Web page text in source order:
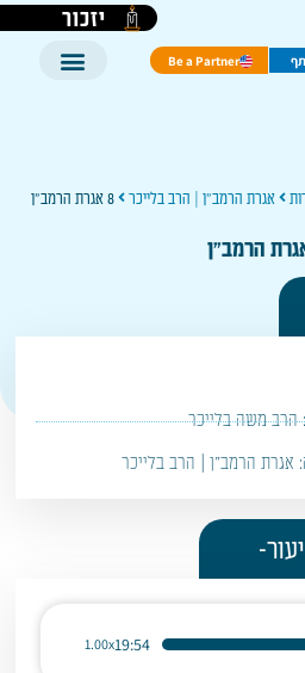
יזכור
Be a Partner
אגרת הרמב"ן | הרב בלייכר 8 אגרת הרמב"ן
הרב משה בלייכר
אגרת הרמב"ן | הרב בלייכר
19:54
1.00x